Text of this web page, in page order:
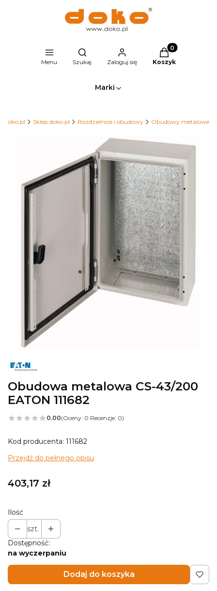
Menu
Otwórz wyszukiwarkę
Szukaj Zaloguj się
Produkty w
Koszyk
Marki
Doko.pl Sklep.doko.pl Rozdzielnice i obudowy Obudowy metalowe
Obudowa metalowa CS-43/200
EATON 111682
0.00(Oceny: 0 Recenzje: 0)
Kod producenta: 111682
Przejdź do pełnego opisu
Cena
403,17 zł
Ilość
szt.
Dostępność:
na wyczerpaniu
Dodaj do koszyka